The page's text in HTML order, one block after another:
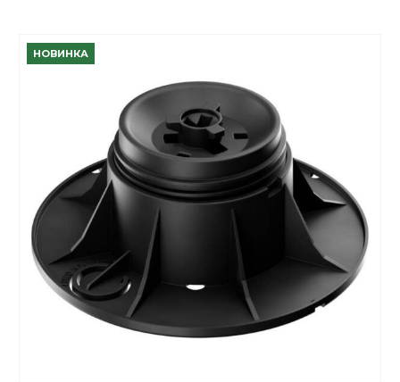
НОВИНКА